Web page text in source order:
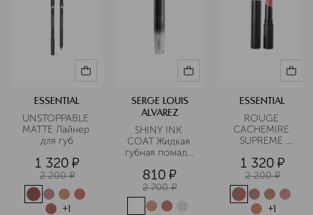
ESSENTIAL
UNSTOPPABLE
MATTE Лайнер
для губ
1 320 ¤
2 200 ¤
+1
SERGE LOUIS
ALVAREZ
SHINY INK
COAT Жидкая
губная помада
810 ¤
2 700 ¤
ESSENTIAL
ROUGE
CACHEMIRE
SUPREME
1 320 ¤
2 200 ¤
+1